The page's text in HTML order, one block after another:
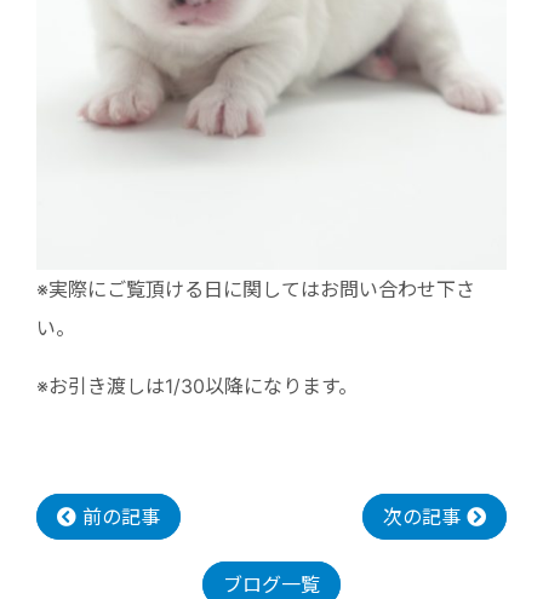
※実際にご覧頂ける日に関してはお問い合わせ下さ
い。
※お引き渡しは1/30以降になります。
前の記事 次の記事
ブログ一覧